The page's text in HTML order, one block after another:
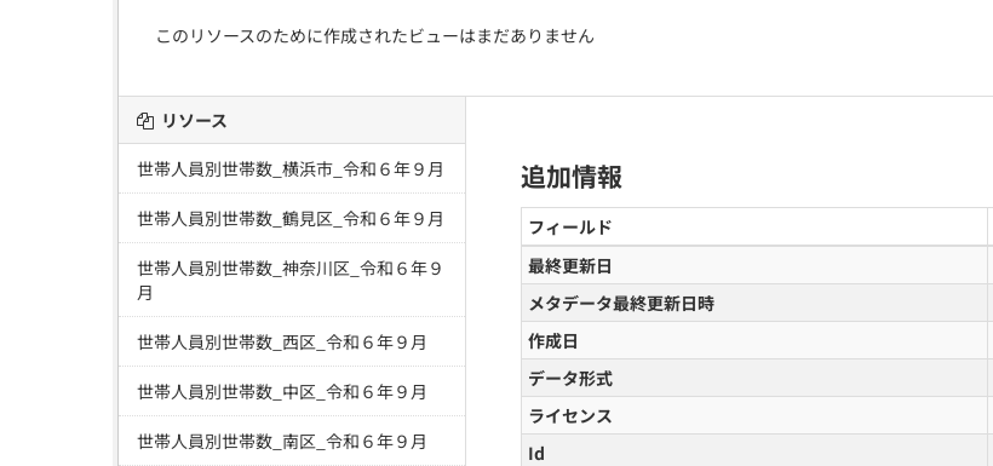
このリソースのために作成されたビューはまだありません
リソース
世帯人員別世帯数_横浜市_令和６年９月
世帯人員別世帯数_鶴見区_令和６年９月
世帯人員別世帯数_神奈川区_令和６年９
月
世帯人員別世帯数_西区_令和６年９月
世帯人員別世帯数_中区_令和６年９月
世帯人員別世帯数_南区_令和６年９月
追加情報
フィールド
最終更新日
メタデータ最終更新日時
作成日
データ形式
ライセンス
Id